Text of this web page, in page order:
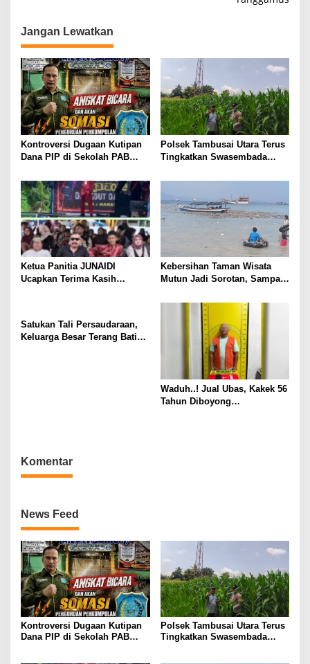
g
a
s
i
p
o
s
Jangan Lewatkan
Kontroversi Dugaan Kutipan
Dana PIP di Sekolah PAB
Siapkan Somasi dan Laporan
ke APH
Polsek Tambusai Utara Terus
Tingkatkan Swasembada
Tanaman Jagung Monokultur
di Desa Bangun Jaya
Ketua Panitia JUNAIDI
Ucapkan Terima Kasih
Festival Dangdut Dadakan KM
21 .
Kebersihan Taman Wisata
Mutun Jadi Sorotan, Sampah
Destinasi Unggulan Lampung
Satukan Tali Persaudaraan,
Keluarga Besar Terang Batin
Waduh..! Jual Ubas, Kakek 56
Tahun Diboyong
Komentar
News Feed
Kontroversi Dugaan Kutipan
Dana PIP di Sekolah PAB
Polsek Tambusai Utara Terus
Tingkatkan Swasembada